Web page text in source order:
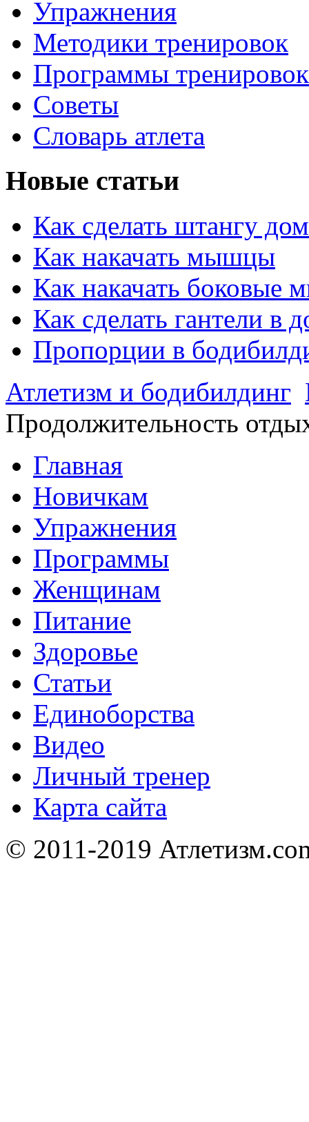
Упражнения
Методики тренировок
Программы тренировок
Советы
Словарь атлета
Новые статьи
Как сделать штангу
Как накачать мышцы
Как накачать боковые
Как сделать гантели в
Пропорции в
Атлетизм и бодибилдинг
Продолжительность
Главная
Новичкам
Упражнения
Программы
Женщинам
Питание
Здоровье
Статьи
Единоборства
Видео
Личный тренер
Карта сайта
© 2011-2019